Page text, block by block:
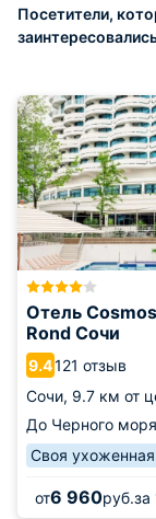
Посетители,
Отель
Rond Сочи
9.4121 отзыв
Сочи, 9.7 км от
До Черного моря
Своя
от6 960руб.за